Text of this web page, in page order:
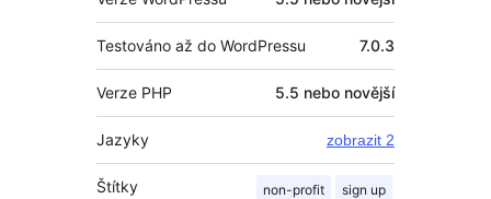
Testováno až do WordPressu 7.0.3
Verze PHP 5.5 nebo novější
Jazyky zobrazit 2
Štítky non-profit sign up